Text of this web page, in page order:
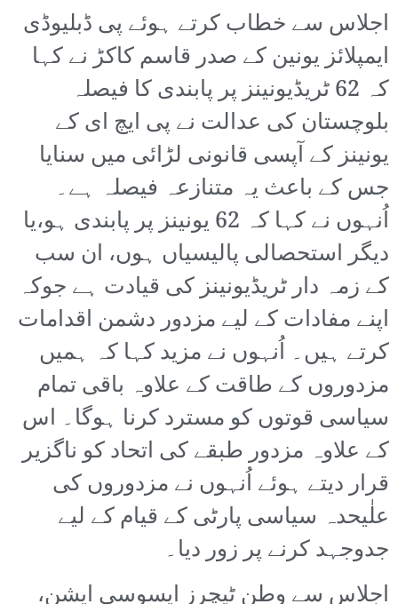
اجلاس سے خطاب کرتے ہوئے پی ڈبلیوڈی
ایمپلائز یونین کے صدر قاسم کاکڑ نے کہا
کہ 62 ٹریڈیونینز پر پابندی کا فیصلہ
بلوچستان کی عدالت نے پی ایچ ای کے
یونینز کے آپسی قانونی لڑائی میں سنایا
جس کے باعث یہ متنازعہ فیصلہ ہے۔
اُنہوں نے کہا کہ 62 یونینز پر پابندی ہو،یا
دیگر استحصالی پالیسیاں ہوں، ان سب
کے زمہ دار ٹریڈیونینز کی قیادت ہے جوکہ
اپنے مفادات کے لیے مزدور دشمن اقدامات
کرتے ہیں۔ اُنہوں نے مزید کہا کہ ہمیں
مزدوروں کے طاقت کے علاوہ باقی تمام
سیاسی قوتوں کو مسترد کرنا ہوگا۔ اس
کے علاوہ مزدور طبقے کی اتحاد کو ناگزیر
قرار دیتے ہوئے اُنہوں نے مزدوروں کی
علٰیحدہ سیاسی پارٹی کے قیام کے لیے
جدوجہد کرنے پر زور دیا۔